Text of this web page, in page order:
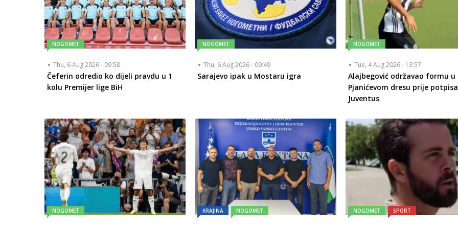
NOGOMET
Thu, 6 Aug 2026 - 09:58
Čeferin odredio ko dijeli pravdu u 1
kolu Premijer lige BiH
NOGOMET
Thu, 6 Aug 2026 - 09:49
Sarajevo ipak u Mostaru igra
NOGOMET
Tue, 4 Aug 2026 - 13:57
Alajbegović održavao formu u
Pjanićevom dresu prije
Juventus
NOGOMET KRAJINA NOGOMET NOGOMET SPORT